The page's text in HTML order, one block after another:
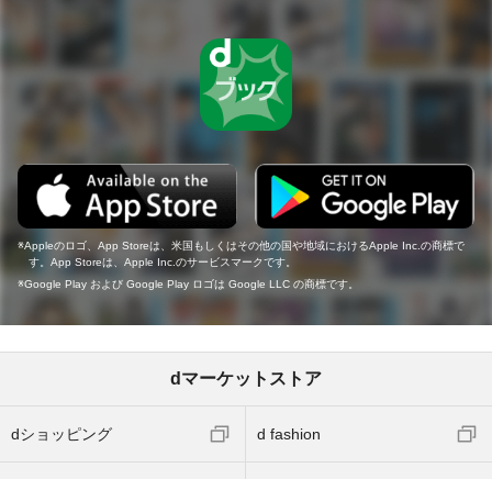
Appleのロゴ、App Storeは、米国もしくはその他の国や地域におけるApple Inc.の商標で
す。App Storeは、Apple Inc.のサービスマークです。
Google Play および Google Play ロゴは Google LLC の商標です。
dマーケットストア
dショッピング d fashion